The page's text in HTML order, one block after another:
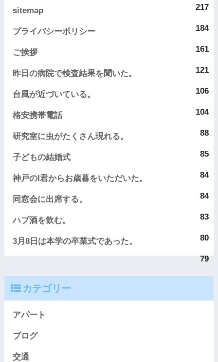
217
sitemap
184
プライバシーポリシー
161
ご挨拶
121
昨日の病院で検査結果を聞いた。
106
台風が近づいている。
104
格安携帯電話
88
研究室に虫がたくさん現れる。
85
子どもの結婚式
84
神戸のI君からお歳暮をいただいた。
84
同窓会に出席する。
83
ハブ酒を飲む。
80
3月8日は本学の卒業式であった。
79
カテゴリー
アパート
ブログ
交通